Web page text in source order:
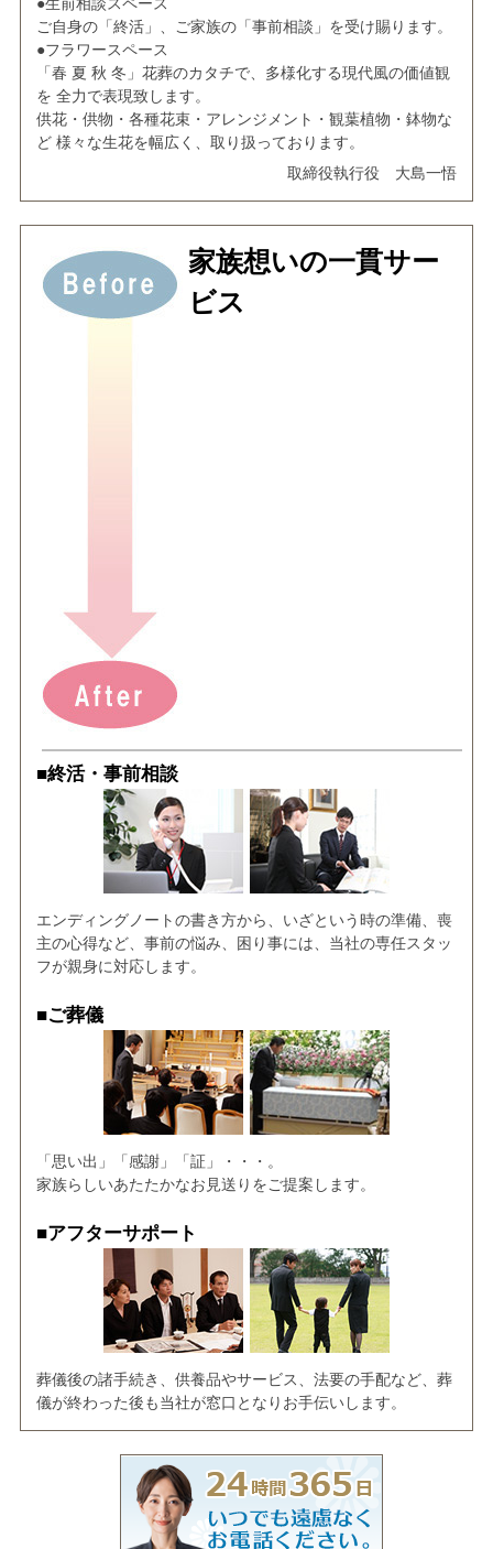
●生前相談スペース
ご自身の「終活」、ご家族の「事前相談」を受け賜ります。
●フラワースペース
「春 夏 秋 冬」花葬のカタチで、多様化する現代風の価値観
を 全力で表現致します。
供花・供物・各種花束・アレンジメント・観葉植物・鉢物な
ど 様々な生花を幅広く、取り扱っております。
取締役執行役 大島一悟
家族想いの一貫サー
ビス
■終活・事前相談
エンディングノートの書き方から、いざという時の準備、喪
主の心得など、事前の悩み、困り事には、当社の専任スタッ
フが親身に対応します。
■ご葬儀
「思い出」「感謝」「証」・・・。
家族らしいあたたかなお見送りをご提案します。
■アフターサポート
葬儀後の諸手続き、供養品やサービス、法要の手配など、葬
儀が終わった後も当社が窓口となりお手伝いします。